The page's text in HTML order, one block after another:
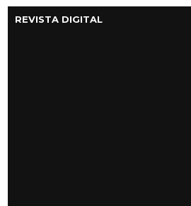
REVISTA DIGITAL